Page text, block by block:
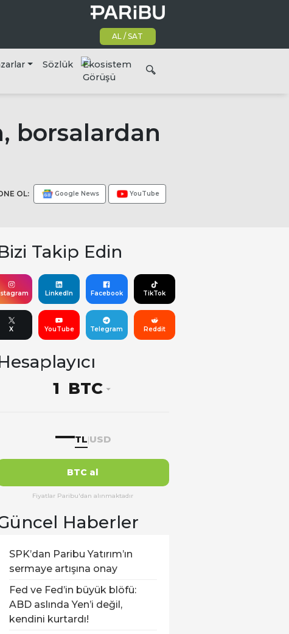
AL / SAT
Sözlük
Ekosistem
Görüşü
borsalardan
OL: Google News YouTube
Takip Edin
LinkedIn Facebook TikTok
X YouTube Telegram Reddit
BTC
—TL USD
BTC al
Fiyatlar Paribu'dan alınmaktadır
Haberler
SPK’dan Paribu Yatırım’ın
sermaye artışına onay
Fed ve Fed’in büyük blöfü:
ABD aslında Yen’i değil,
kendini kurtardı!